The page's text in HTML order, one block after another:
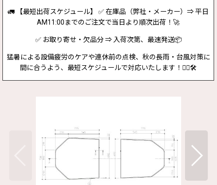
🚛 【最短出荷スケジュール】 ✅ 在庫品（弊社・メーカー）⇒ 平日
AM11:00までのご注文で当日より順次出荷！🚀
✅ お取り寄せ・欠品分 ⇒ 入荷次第、最速発送📦
猛暑による設備疲労のケアや連休前の点検、秋の長雨・台風対策に
間に合うよう、最短スケジュールで対応いたします！👷‍♂️🛠️